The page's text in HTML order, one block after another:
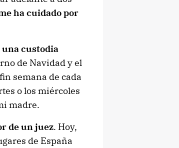
ha cuidado por
custodia
de Navidad y el
semana de cada
o los miércoles
madre.
de un juez. Hoy,
de España